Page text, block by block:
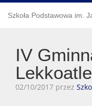
Szkoła Podstawowa im.
IV
02/10/2017 przez